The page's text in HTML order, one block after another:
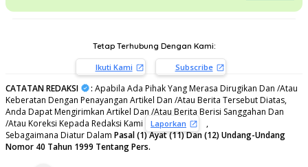
Tetap Terhubung Dengan Kami:
Ikuti Kami Subscribe
CATATAN REDAKSI : Apabila Ada Pihak Yang Merasa Dirugikan Dan /Atau
Keberatan Dengan Penayangan Artikel Dan /Atau Berita Tersebut Diatas,
Anda Dapat Mengirimkan Artikel Dan /Atau Berita Berisi Sanggahan Dan
/Atau Koreksi Kepada Redaksi Kami
Laporkan
,
Sebagaimana Diatur Dalam Pasal (1) Ayat (11) Dan (12) Undang-Undang
Nomor 40 Tahun 1999 Tentang Pers.